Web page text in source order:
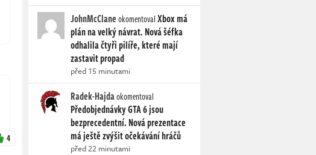
4
JohnMcClaneokomentovalXbox má
plán na velký návrat. Nová šéfka
odhalila čtyři pilíře, které mají
zastavit propad
před 15 minutami
Radek-Hajdaokomentoval
Předobjednávky GTA 6 jsou
bezprecedentní. Nová prezentace
má ještě zvýšit očekávání hráčů
před 22 minutami